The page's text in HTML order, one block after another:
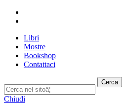
Libri
Mostre
Bookshop
Contattaci
Cerca
Chiudi